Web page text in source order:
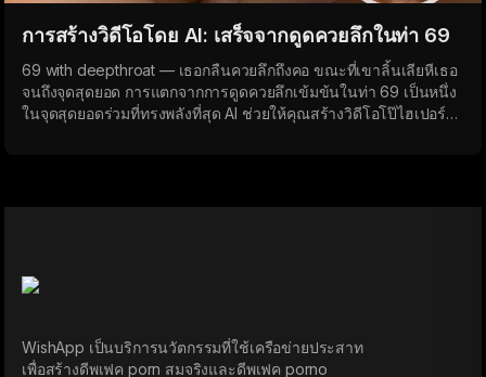
การสร้างวิดีโอโดย AI: เสร็จจากดูดควยลึกในท่า 69
69 with deepthroat — เธอกลืนควยลึกถึงคอ ขณะที่เขาลิ้นเลียหีเธอ
จนถึงจุดสุดยอด การแตกจากการดูดควยลึกเข้มข้นในท่า 69 เป็นหนึ่ง
ในจุดสุดยอดร่วมที่ทรงพลังที่สุด AI ช่วยให้คุณสร้างวิดีโอโป๊ไฮเปอร์
WishApp เป็นบริการนวัตกรรมที่ใช้เครือข่ายประสาท
เพื่อสร้างดีพเฟค porn สมจริงและดีพเฟค porno